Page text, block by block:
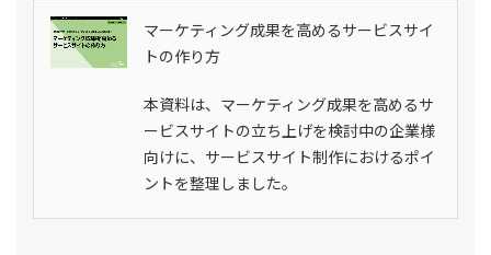
マーケティング成果を高めるサービスサイ
トの作り方
本資料は、マーケティング成果を高めるサ
ービスサイトの立ち上げを検討中の企業様
向けに、サービスサイト制作におけるポイ
ントを整理しました。